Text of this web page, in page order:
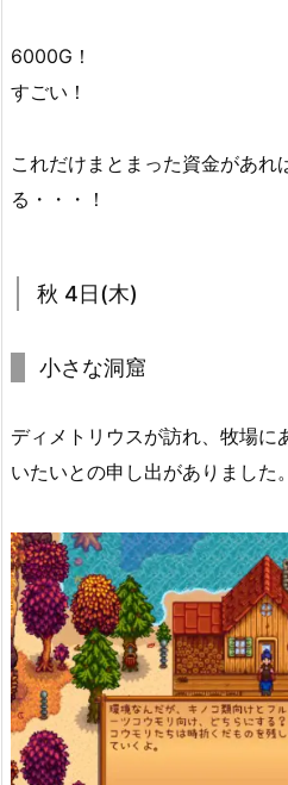
6000G！
すごい！
これだけまとまった資金があれ
る・・・！
秋 4日(木)
小さな洞窟
ディメトリウスが訪れ、牧場に
いたいとの申し出がありました。